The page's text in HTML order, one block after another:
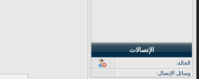
الإتصالات
الحالة:
وسائل الإتصال: